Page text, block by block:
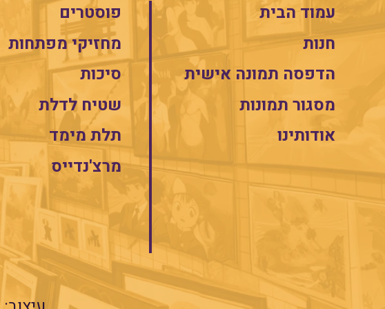
עמוד הבית
חנות
הדפסה תמונה אישית
מסגור תמונות
אודותינו
פוסטרים
מחזיקי מפתחות
סיכות
שטיח לדלת
תלת מימד
מרצ'נדייס